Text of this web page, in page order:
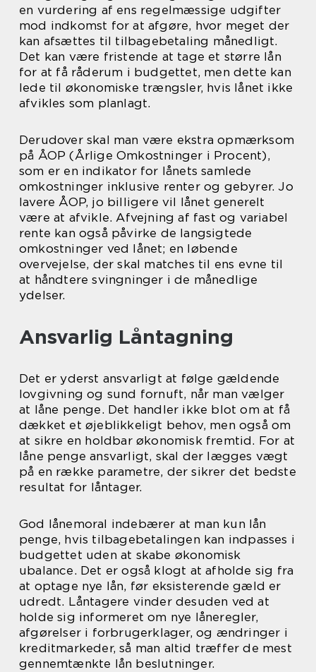
en vurdering af ens regelmæssige udgifter
mod indkomst for at afgøre, hvor meget der
kan afsættes til tilbagebetaling månedligt.
Det kan være fristende at tage et større lån
for at få råderum i budgettet, men dette kan
lede til økonomiske trængsler, hvis lånet ikke
afvikles som planlagt.
Derudover skal man være ekstra opmærksom
på ÅOP (Årlige Omkostninger i Procent),
som er en indikator for lånets samlede
omkostninger inklusive renter og gebyrer. Jo
lavere ÅOP, jo billigere vil lånet generelt
være at afvikle. Afvejning af fast og variabel
rente kan også påvirke de langsigtede
omkostninger ved lånet; en løbende
overvejelse, der skal matches til ens evne til
at håndtere svingninger i de månedlige
ydelser.
Ansvarlig Låntagning
Det er yderst ansvarligt at følge gældende
lovgivning og sund fornuft, når man vælger
at låne penge. Det handler ikke blot om at få
dækket et øjeblikkeligt behov, men også om
at sikre en holdbar økonomisk fremtid. For at
låne penge ansvarligt, skal der lægges vægt
på en række parametre, der sikrer det bedste
resultat for låntager.
God lånemoral indebærer at man kun lån
penge, hvis tilbagebetalingen kan indpasses i
budgettet uden at skabe økonomisk
ubalance. Det er også klogt at afholde sig fra
at optage nye lån, før eksisterende gæld er
udredt. Låntagere vinder desuden ved at
holde sig informeret om nye låneregler,
afgørelser i forbrugerklager, og ændringer i
kreditmarkeder, så man altid træffer de mest
gennemtænkte lån beslutninger.